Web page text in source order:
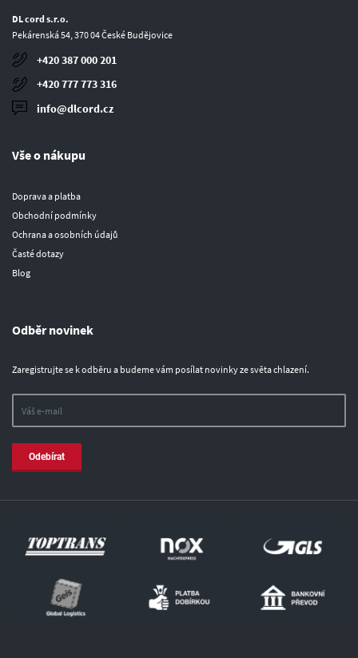
DL cord s.r.o.
Pekárenská 54, 370 04 České Budějovice
+420 387 000 201
+420 777 773 316
info@dlcord.cz
Vše o nákupu
Doprava a platba
Obchodní podmínky
Ochrana a osobních údajů
Časté dotazy
Blog
Odběr novinek
Zaregistrujte se k odběru a budeme vám posílat novinky ze světa chlazení.
Odebírat